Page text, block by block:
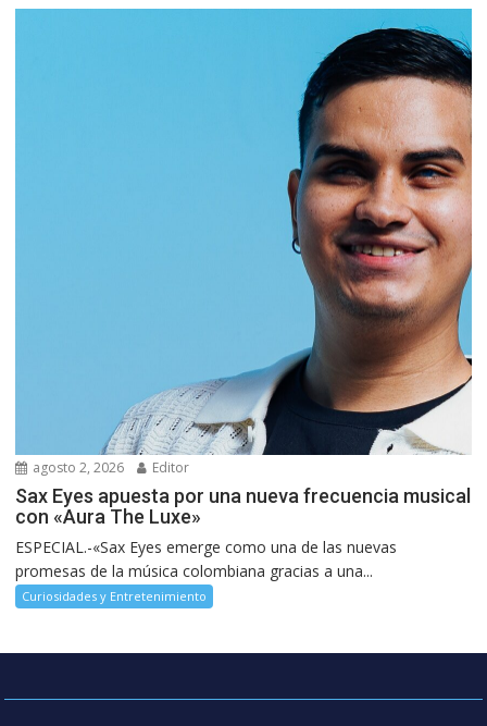
agosto 2, 2026 Editor
Sax Eyes apuesta por una nueva frecuencia musical
con «Aura The Luxe»
ESPECIAL.-«Sax Eyes emerge como una de las nuevas
promesas de la música colombiana gracias a una...
Curiosidades y Entretenimiento